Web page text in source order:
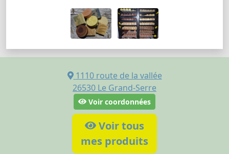
1110 route de la vallée
26530 Le Grand-Serre
Voir coordonnées
Voir tous
mes produits